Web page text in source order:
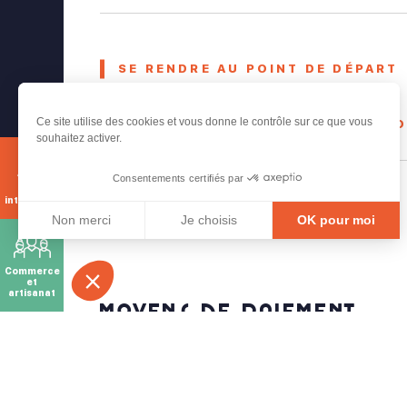
Ce site utilise des cookies et vous donne le contrôle sur ce que vous
souhaitez activer.
Consentements certifiés par
Non merci Je choisis OK pour moi
Axeptio consent
Plateforme de Gestion du Consentement :
Notre plateforme vous permet d'adapter et de gérer
interactive
Commerce
et
artisanat
SE RENDRE AU POINT DE DÉPART
SIGNALER UN PROBLÈME
Tarifs
Moyens de paiement